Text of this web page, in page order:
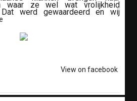
waar ze wel wat vrolijkheid
Dat werd gewaardeerd en wij
View on facebook